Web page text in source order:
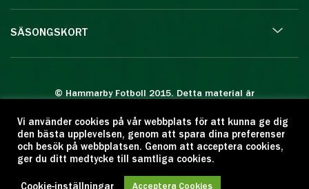
SÄSONGSKORT
© Hammarby Fotboll 2015. Detta material är
Eftertryck eller annan kopiering är förbjuden.
Citera oss gärna men ange källan:
www.hammarbyfotboll.se. Ansvarig utgivare:
Love Gustafsson.
Vi använder cookies på vår webbplats för att kunna ge dig
den bästa upplevelsen, genom att spara dina preferenser
och besök på webbplatsen. Genom att acceptera cookies,
ger du ditt medtycke till samtliga cookies.
Cookie-inställningar Acceptera Cookies